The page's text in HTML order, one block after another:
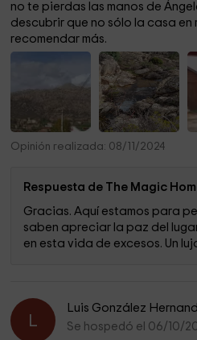
no te pierdas las manos de
descubrir que no sólo la casa en
recomendar más.
Opinión realizada: 08/11/2024
Respuesta de The Magic
Gracias. Aquí estamos para
saben apreciar la paz del
en esta vida de excesos. Un
L
Luis González
Se hospedó el 06/10/